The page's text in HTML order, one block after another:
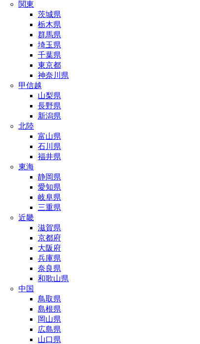
関東
茨城県
栃木県
群馬県
埼玉県
千葉県
東京都
神奈川県
甲信越
山梨県
長野県
新潟県
北陸
富山県
石川県
福井県
東海
静岡県
愛知県
岐阜県
三重県
近畿
滋賀県
京都府
大阪府
兵庫県
奈良県
和歌山県
中国
鳥取県
島根県
岡山県
広島県
山口県